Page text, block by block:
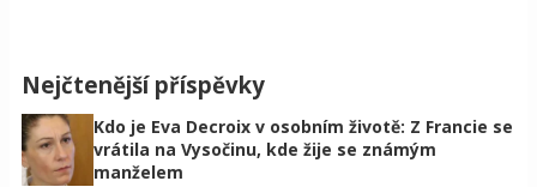
Nejčtenější příspěvky
Kdo je Eva Decroix v osobním životě: Z Francie se
vrátila na Vysočinu, kde žije se známým
manželem